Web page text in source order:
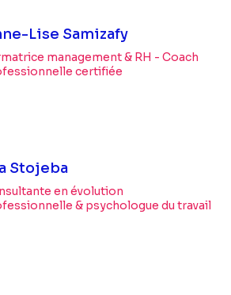
Lise Samizafy
management & RH - Coach
certifiée
Stojeba
en évolution
& psychologue du travail